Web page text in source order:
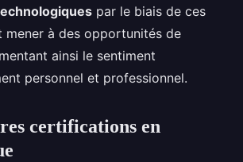
par le biais de ces
mener à des opportunités de
ainsi le sentiment
personnel et professionnel.
certifications en